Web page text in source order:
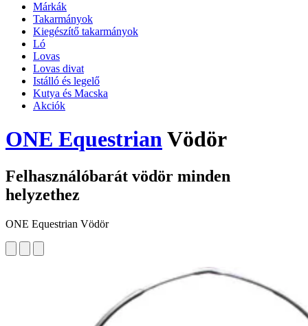
Márkák
Takarmányok
Kiegészítő takarmányok
Ló
Lovas
Lovas divat
Istálló és legelő
Kutya és Macska
Akciók
ONE EquestrianVödör
Felhasználóbarát vödör minden
helyzethez
ONE Equestrian Vödör